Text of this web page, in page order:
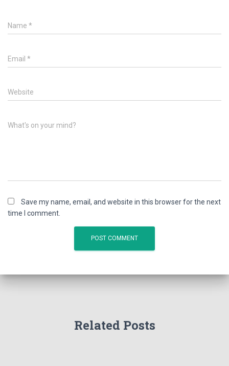
Name *
Email *
Website
What's on your mind?
Save my name, email, and website in this browser for the next
time I comment.
Related Posts